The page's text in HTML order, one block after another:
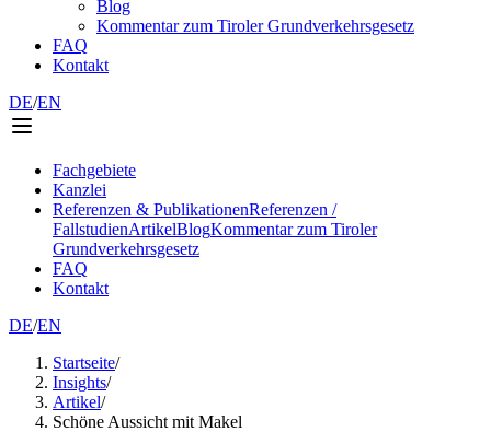
Blog
Kommentar zum Tiroler Grundverkehrsgesetz
FAQ
Kontakt
DE/EN
Fachgebiete
Kanzlei
Referenzen & PublikationenReferenzen /
FallstudienArtikelBlogKommentar zum Tiroler
Grundverkehrsgesetz
FAQ
Kontakt
DE/EN
Startseite/
Insights/
Artikel/
Schöne Aussicht mit Makel